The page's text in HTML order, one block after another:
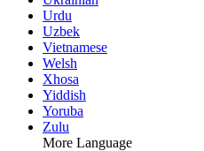
Urdu
Uzbek
Vietnamese
Welsh
Xhosa
Yiddish
Yoruba
Zulu
More Language